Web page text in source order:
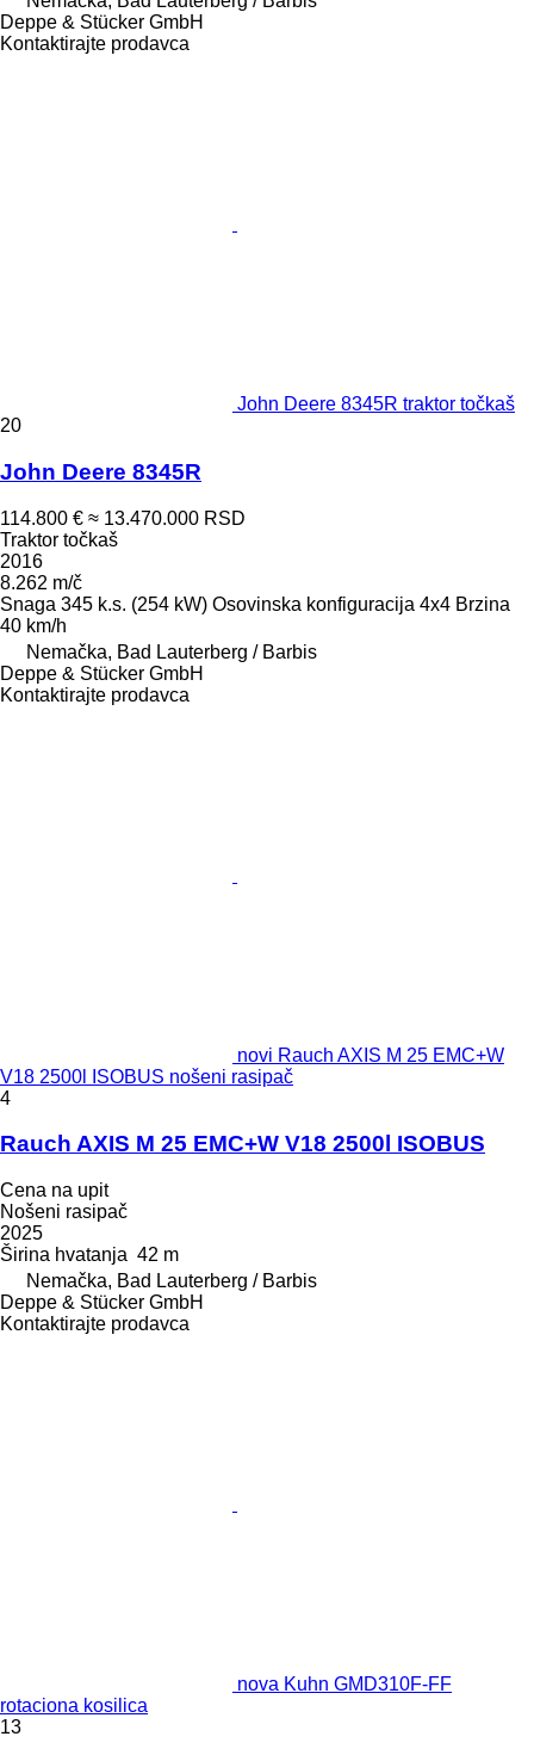
Deppe & Stücker GmbH
Kontaktirajte prodavca
John Deere 8345R traktor točkaš
20
John Deere 8345R
114.800 € ≈ 13.470.000 RSD
Traktor točkaš
2016
8.262 m/č
Snaga 345 k.s. (254 kW) Osovinska konfiguracija 4x4 Brzina
40 km/h
Nemačka, Bad Lauterberg / Barbis
Deppe & Stücker GmbH
Kontaktirajte prodavca
novi Rauch AXIS M 25 EMC+W
V18 2500l ISOBUS nošeni rasipač
4
Rauch AXIS M 25 EMC+W V18 2500l ISOBUS
Cena na upit
Nošeni rasipač
2025
Širina hvatanja 42 m
Nemačka, Bad Lauterberg / Barbis
Deppe & Stücker GmbH
Kontaktirajte prodavca
nova Kuhn GMD310F-FF
rotaciona kosilica
13